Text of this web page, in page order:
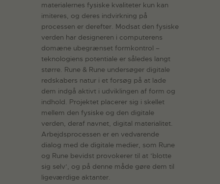
materialernes fysiske kvaliteter kun kan
imiteres, og deres indvirkning på
processen er derefter. Modsat den fysiske
verden har designeren i computerens
domæne ubegrænset formkontrol –
teknologiens potentiale er således langt
større. Rune & Rune undersøger digitale
redskabers natur i et forsøg på at lade
dem indgå aktivt i udviklingen af form og
indhold. Projektet placerer sig i skellet
mellem den fysiske og den digitale
verden, deraf navnet, digital materialitet.
Arbejdsprocessen er en vedvarende
dialog med de digitale medier, som Rune
og Rune bevidst provokerer til at ’blotte
sig selv’, og på denne måde gøre dem til
ligeværdige aktanter.